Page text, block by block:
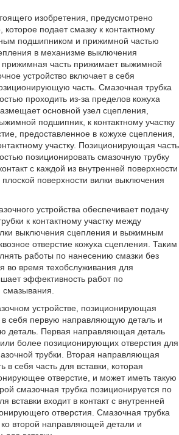
изобретения, предусмотрено
которое подает смазку к контактному
подшипником и прижимной частью
в механизме выключения
прижимная часть прижимает выжимной
устройство включает в себя
часть. Смазочная трубка
проходить из-за пределов кожуха
основной узел сцепления,
подшипник, к контактному участку
предоставленное в кожухе сцепления,
участку. Позиционирующая часть
позиционировать смазочную трубку
с каждой из внутренней поверхности
плоской поверхности вилки выключения
устройства обеспечивает подачу
к контактному участку между
выключения сцепления и выжимным
отверстие кожуха сцепления. Таким
работы по нанесению смазки без
во время техобслуживания для
эффективность работ по
устройстве, позиционирующая
в себя первую направляющую деталь и
деталь. Первая направляющая деталь
более позиционирующих отверстия для
трубки. Вторая направляющая
в себя часть для вставки, которая
отверстие, и может иметь такую
смазочная трубка позиционируется по
вставки входит в контакт с внутренней
отверстия. Смазочная трубка
второй направляющей детали и